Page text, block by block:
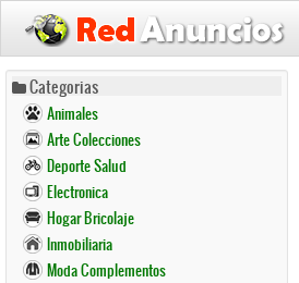
Pasar
contenido
principal
Categorias
Animales
Arte Colecciones
Deporte Salud
Electronica
Hogar Bricolaje
Inmobiliaria
Moda Complementos